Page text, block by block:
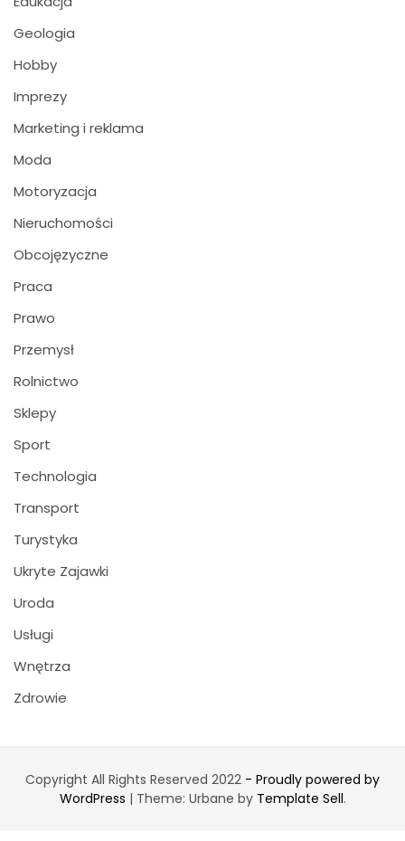
Geologia
Hobby
Imprezy
Marketing i reklama
Moda
Motoryzacja
Nieruchomości
Obcojęzyczne
Praca
Prawo
Przemysł
Rolnictwo
Sklepy
Sport
Technologia
Transport
Turystyka
Ukryte Zajawki
Uroda
Usługi
Wnętrza
Zdrowie
Copyright All Rights Reserved 2022 - Proudly powered by
WordPress | Theme: Urbane by Template Sell.